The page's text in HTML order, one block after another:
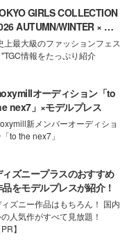
GIRLS COLLECTION
AUTUMN/WINTER × モ
ルプレス
上最大級のファッションフェス
"TGC情報をたっぷり紹介
オーディション「to
nex7」×モデルプレス
新メンバーオーディショ
to the nex7」
ィズニープラスのおすすめ
をモデルプレスが紹介！
ズニー作品はもちろん！ 国内
人気作がすべて見放題！
PR】